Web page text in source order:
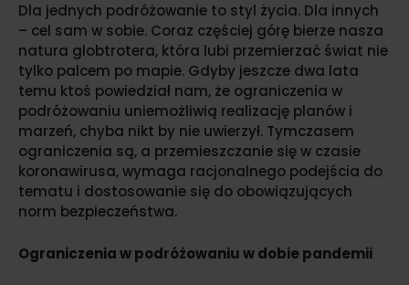
Dla jednych podróżowanie to styl życia. Dla innych
– cel sam w sobie. Coraz częściej górę bierze nasza
natura globtrotera, która lubi przemierzać świat nie
tylko palcem po mapie. Gdyby jeszcze dwa lata
temu ktoś powiedział nam, że ograniczenia w
podróżowaniu uniemożliwią realizację planów i
marzeń, chyba nikt by nie uwierzył. Tymczasem
ograniczenia są, a przemieszczanie się w czasie
koronawirusa, wymaga racjonalnego podejścia do
tematu i dostosowanie się do obowiązujących
norm bezpieczeństwa.
Ograniczenia w podróżowaniu w dobie pandemii